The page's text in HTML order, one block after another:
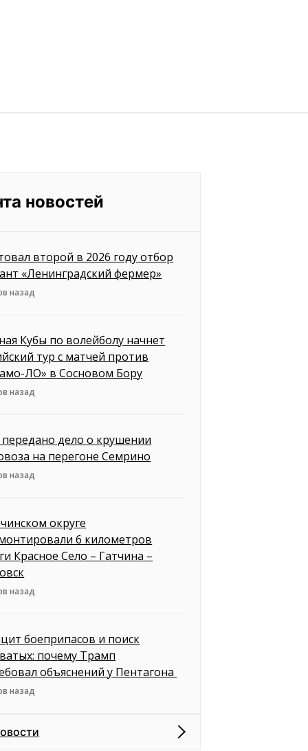
новостей
второй в 2026 году отбор
«Ленинградский фермер»
назад
Кубы по волейболу начнет
тур с матчей против
ЛО» в Сосновом Бору
назад
передано дело о крушении
на перегоне Семрино
назад
округе
6 километров
Красное Село – Гатчина –
назад
боеприпасов и поиск
почему Трамп
объяснений у Пентагона
назад